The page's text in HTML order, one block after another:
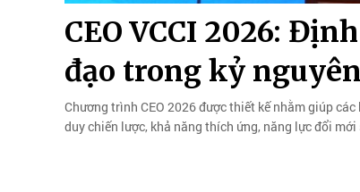
CEO VCCI 2026:
đạo trong kỷ
Chương trình CEO 2026 được thiết kế nhằm giúp
duy chiến lược, khả năng thích ứng, năng lực đổi